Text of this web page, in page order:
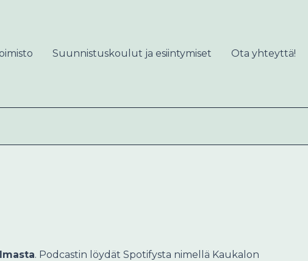
Suunnistuskoulut ja esiintymiset Ota yhteyttä!
. Podcastin löydät Spotifysta nimellä Kaukalon